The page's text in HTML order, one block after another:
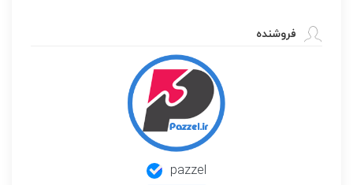
فروشنده
pazzel